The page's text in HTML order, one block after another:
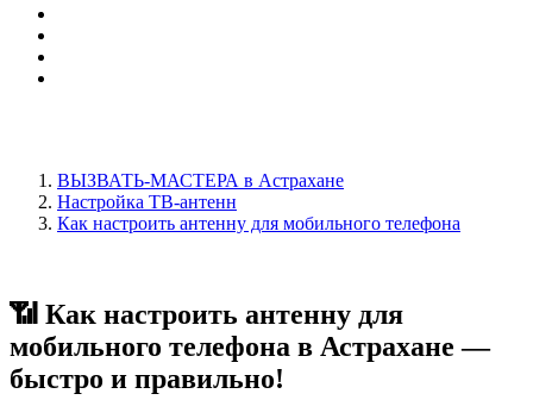
ВЫЗВАТЬ-МАСТЕРА в Астрахане
Настройка ТВ-антенн
Как настроить антенну для мобильного телефона
📶 Как настроить антенну для
мобильного телефона в Астрахане —
быстро и правильно!